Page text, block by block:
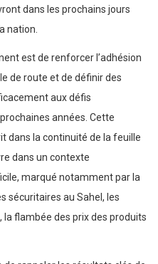
dans les prochains jours
nation.
est de renforcer l’adhésion
de route et de définir des
aux défis
années. Cette
dans la continuité de la feuille
dans un contexte
marqué notamment par la
sécuritaires au Sahel, les
flambée des prix des produits